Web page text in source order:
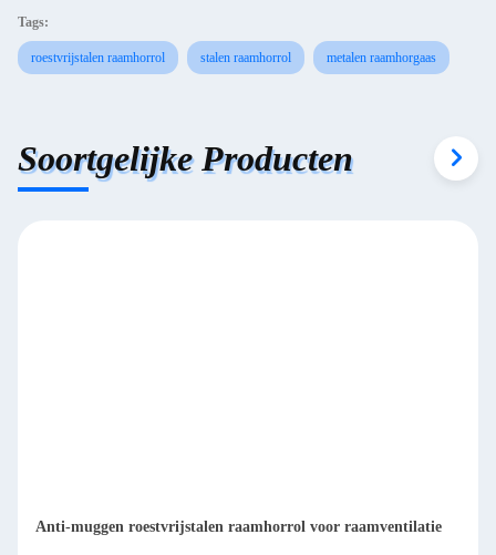
Tags:
roestvrijstalen raamhorrol stalen raamhorrol metalen raamhorgaas
Soortgelijke Producten
Anti-muggen roestvrijstalen raamhorrol voor raamventilatie